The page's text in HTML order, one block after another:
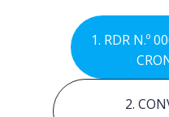
1. RDR N.º
2.